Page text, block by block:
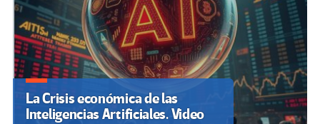
La Crisis económica de las
Inteligencias Artificiales. Video